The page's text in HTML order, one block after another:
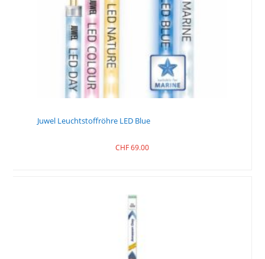
Juwel Leuchtstoffröhre LED Blue
CHF69.00